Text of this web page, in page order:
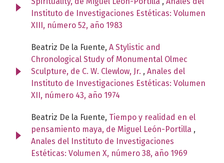
Instituto de Investigaciones Estéticas: Volumen
XIII, número 52, año 1983
Beatriz De la Fuente, A Stylistic and
Chronological Study of Monumental Olmec
Sculpture, de C. W. Clewlow, Jr. , Anales del
Instituto de Investigaciones Estéticas: Volumen
XII, número 43, año 1974
Beatriz De la Fuente, Tiempo y realidad en el
pensamiento maya, de Miguel León-Portilla ,
Anales del Instituto de Investigaciones
Estéticas: Volumen X, número 38, año 1969